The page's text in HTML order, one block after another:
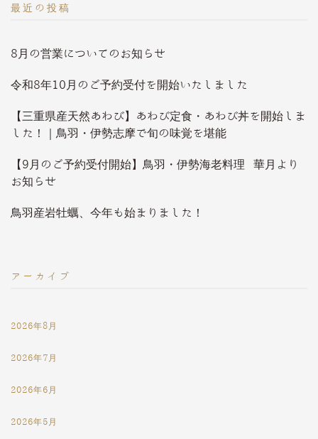
最近の投稿
8月の営業についてのお知らせ
令和8年10月のご予約受付を開始いたしました
【三重県産天然あわび】あわび定食・あわび丼を開始しま
した！｜鳥羽・伊勢志摩で旬の味覚を堪能
【9月のご予約受付開始】鳥羽・伊勢海老料理 華月より
お知らせ
鳥羽産岩牡蠣、今年も始まりました！
アーカイブ
2026年8月
2026年7月
2026年6月
2026年5月